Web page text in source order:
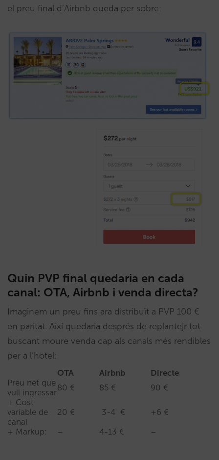
el preu final d’Airbnb queda per sobre:
Quin PVP final quedaria en cada
canal: OTA, Airbnb i venda directa?
Imaginem un preu fins ara distribuït a PVP 100 €
en paritat. Així quedaria després de replantejr tot
buscant moure venda cap als canals més rendibles
per a l’hotel:
OTA Airbnb
Directe
Preu net que
vull ingressar80 € 85 €
90 €
+ Cost
variable de
canal
20 € 3-4 €
+6 €
+ Markup:
– 4-13 € –